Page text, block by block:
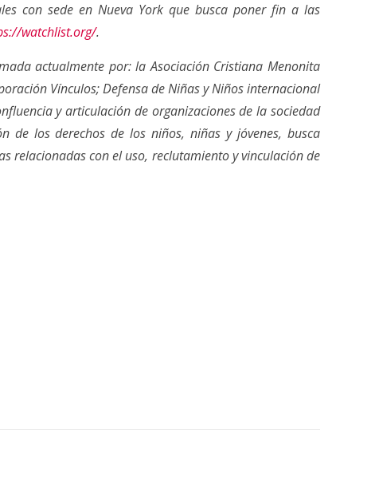
con sede en Nueva York que busca poner fin a las
watchlist.org/.
actualmente por: la Asociación Cristiana Menonita
Vínculos; Defensa de Niñas y Niños internacional
y articulación de organizaciones de la sociedad
de los derechos de los niños, niñas y jóvenes, busca
relacionadas con el uso, reclutamiento y vinculación de